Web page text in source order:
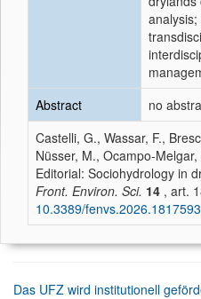
Abstract
no
Castelli, G., Wassar, F.,
Nüsser, M., Ocampo-Melgar,
Editorial: Sociohydrology in
Front. Environ. Sci. 14 , art.
10.3389/fenvs.2026.1817593
Das UFZ wird institutionell